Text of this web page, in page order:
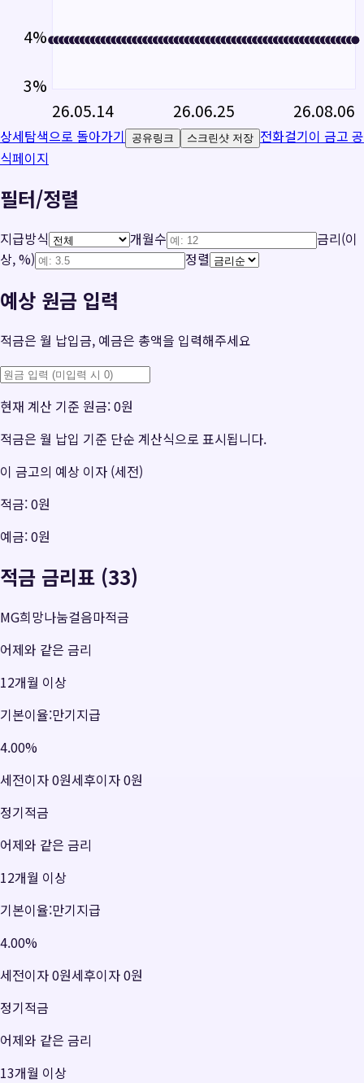
4%
3%
26.05.14 26.06.25 26.08.06
상세탐색으로 돌아가기 공유링크 스크린샷 저장 전화걸기이 금고 공
식페이지
필터/정렬
지급방식 개월수
금리(이
상, %)
정렬
예상 원금 입력
적금은 월 납입금, 예금은 총액을 입력해주세요
현재 계산 기준 원금:0원
적금은 월 납입 기준 단순 계산식으로 표시됩니다.
이 금고의 예상 이자 (세전)
적금:0원
예금:0원
적금 금리표 (33)
MG희망나눔걸음마적금
어제와 같은 금리
12개월 이상
기본이율:만기지급
4.00%
세전이자0원세후이자0원
정기적금
어제와 같은 금리
12개월 이상
기본이율:만기지급
4.00%
세전이자0원세후이자0원
정기적금
어제와 같은 금리
13개월 이상